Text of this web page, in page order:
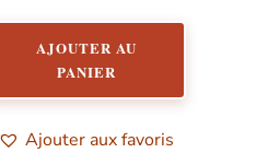
AJOUTER AU
PANIER
Ajouter aux favoris